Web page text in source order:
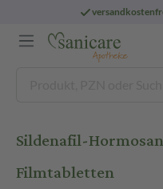
Sildenafil-
Filmtabletten